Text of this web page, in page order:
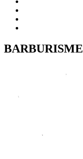
BARBURISME